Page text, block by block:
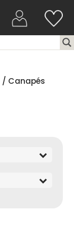
/ Canapés